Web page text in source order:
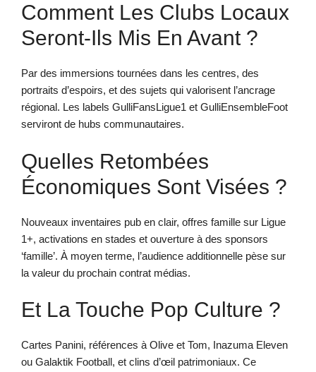
Comment Les Clubs Locaux
Seront-Ils Mis En Avant ?
Par des immersions tournées dans les centres, des
portraits d’espoirs, et des sujets qui valorisent l’ancrage
régional. Les labels GulliFansLigue1 et GulliEnsembleFoot
serviront de hubs communautaires.
Quelles Retombées
Économiques Sont Visées ?
Nouveaux inventaires pub en clair, offres famille sur Ligue
1+, activations en stades et ouverture à des sponsors
‘famille’. À moyen terme, l’audience additionnelle pèse sur
la valeur du prochain contrat médias.
Et La Touche Pop Culture ?
Cartes Panini, références à Olive et Tom, Inazuma Eleven
ou Galaktik Football, et clins d’œil patrimoniaux. Ce